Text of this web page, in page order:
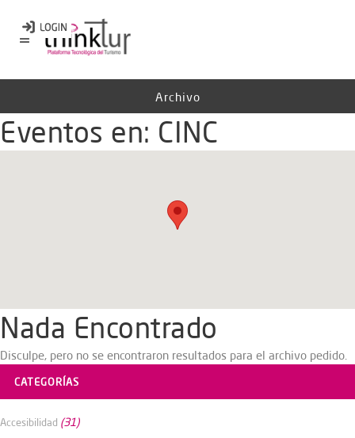
Archivo
Eventos en: CINC
Nada Encontrado
Disculpe, pero no se encontraron resultados para el archivo pedido.
CATEGORÍAS
Accesibilidad (31)